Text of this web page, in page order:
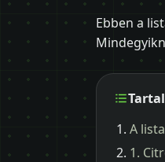
Ebben a
A lista
1.